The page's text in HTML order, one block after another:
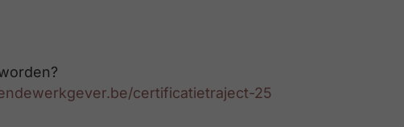
certificatietraject-25